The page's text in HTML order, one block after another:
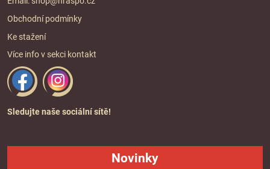
Obchodní podmínky
Ke stažení
Více info v sekci kontakt
Sledujte naše sociální sítě!
Novinky